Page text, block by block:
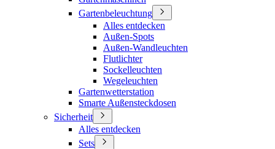
Gartenbeleuchtung
Alles entdecken
Außen-Spots
Außen-Wandleuchten
Flutlichter
Sockelleuchten
Wegeleuchten
Gartenwetterstation
Smarte Außensteckdosen
Sicherheit
Alles entdecken
Sets